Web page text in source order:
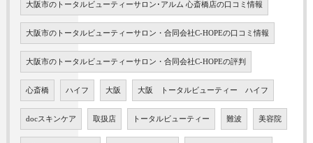
大阪市のトータルビューティーサロン･アルム 心斎橋店の口コミ情報
大阪市のトータルビューティーサロン・合同会社C-HOPEの口コミ情報
大阪市のトータルビューティーサロン・合同会社C-HOPEの評判
心斎橋 ハイフ 大阪 大阪 トータルビューティー ハイフ
docスキンケア 取扱店 トータルビューティー 難波 美容院